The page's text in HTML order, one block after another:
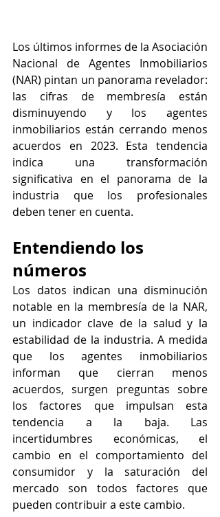
Los últimos informes de la Asociación
Nacional de Agentes Inmobiliarios
(NAR) pintan un panorama revelador:
las cifras de membresía están
disminuyendo y los agentes
inmobiliarios están cerrando menos
acuerdos en 2023. Esta tendencia
indica una transformación
significativa en el panorama de la
industria que los profesionales
deben tener en cuenta.
Entendiendo los
números
Los datos indican una disminución
notable en la membresía de la NAR,
un indicador clave de la salud y la
estabilidad de la industria. A medida
que los agentes inmobiliarios
informan que cierran menos
acuerdos, surgen preguntas sobre
los factores que impulsan esta
tendencia a la baja. Las
incertidumbres económicas, el
cambio en el comportamiento del
consumidor y la saturación del
mercado son todos factores que
pueden contribuir a este cambio.